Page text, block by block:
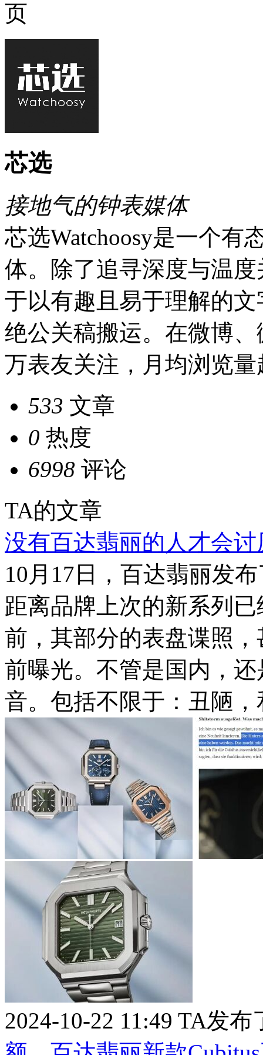
页
芯选
接地气的钟表媒体
芯选Watchoosy是一个有
体。除了追寻深度与温
于以有趣且易于理解的
绝公关稿搬运。在微博
万表友关注，月均浏览
533 文章
0 热度
6998 评论
TA的文章
没有百达翡丽的人才会
10月17日，百达翡丽发
距离品牌上次的新系列
前，其部分的表盘谍照
前曝光。不管是国内，
音。包括不限于：丑陋，
2024-10-22 11:49 TA发布